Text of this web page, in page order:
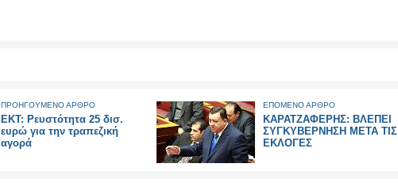
ΠΡΟΗΓΟΥΜΕΝΟ ΑΡΘΡΟ
ΕΚΤ: Ρευστότητα 25 δισ.
ευρώ για την τραπεζική
αγορά
ΕΠΟΜΕΝΟ ΑΡΘΡΟ
ΚΑΡΑΤΖΑΦΕΡΗΣ: ΒΛΕΠΕΙ
ΣΥΓΚΥΒΕΡΝΗΣΗ ΜΕΤΑ ΤΙΣ
ΕΚΛΟΓΕΣ